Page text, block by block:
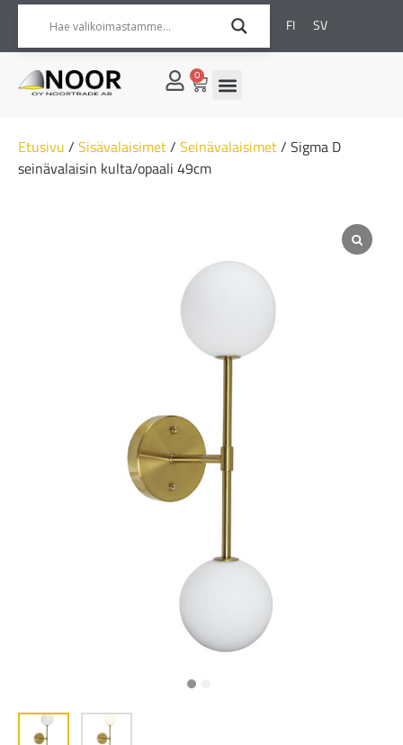
FI SV
0
Etusivu / Sisävalaisimet/ Seinävalaisimet/ Sigma D
seinävalaisin kulta/opaali 49cm